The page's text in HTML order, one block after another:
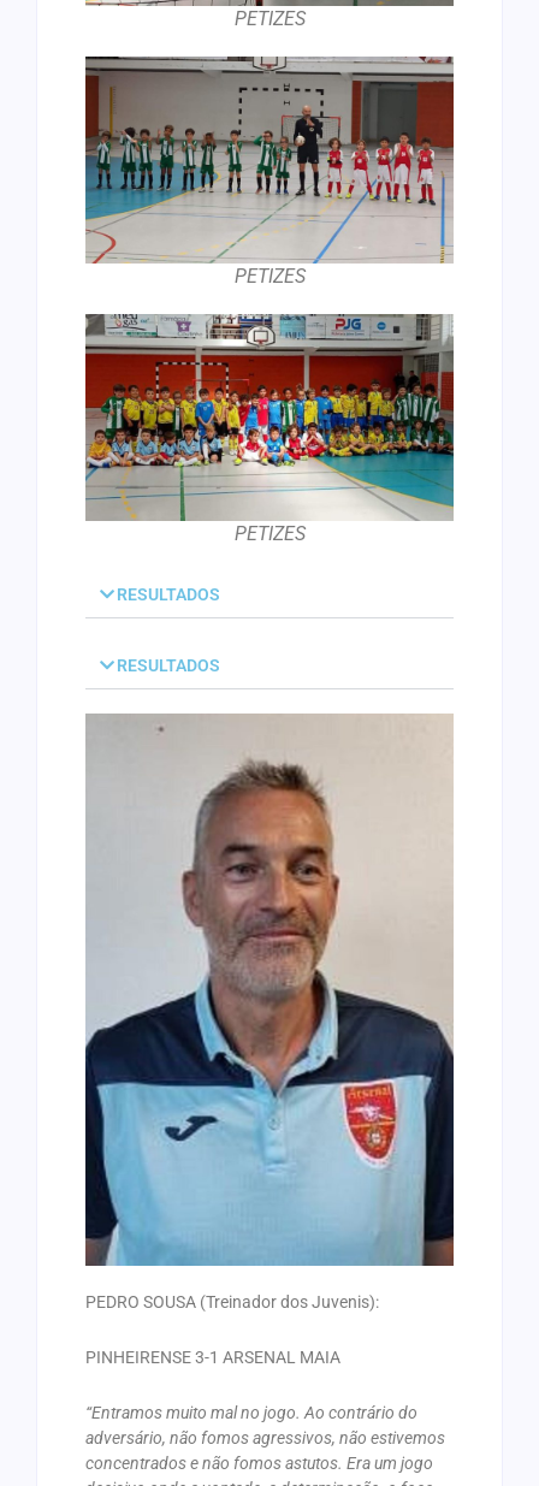
PETIZES
PETIZES
PETIZES
RESULTADOS
RESULTADOS
PEDRO SOUSA (Treinador dos Juvenis):
PINHEIRENSE 3-1 ARSENAL MAIA
“Entramos muito mal no jogo. Ao contrário do
adversário, não fomos agressivos, não estivemos
concentrados e não fomos astutos. Era um jogo